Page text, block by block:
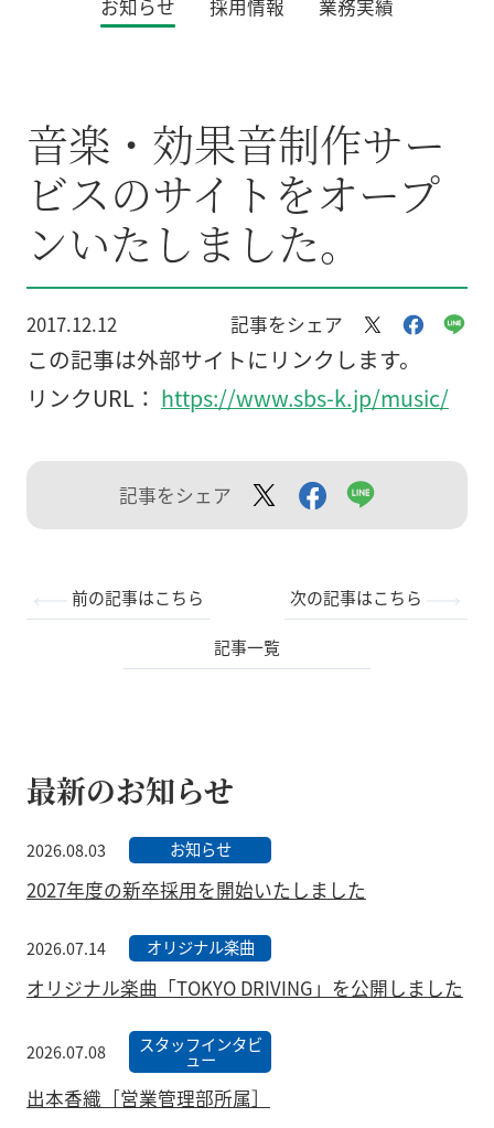
お知らせ 採用情報 業務実績
音楽・効果音制作サー
ビスのサイトをオープ
ンいたしました。
2017.12.12 記事をシェア
この記事は外部サイトにリンクします。
リンクURL： https://www.sbs-k.jp/music/
記事をシェア
前の記事はこちら 次の記事はこちら
記事一覧
最新のお知らせ
2026.08.03 お知らせ
2027年度の新卒採用を開始いたしました
2026.07.14 オリジナル楽曲
オリジナル楽曲「TOKYO DRIVING」を公開しました
2026.07.08 スタッフインタビ
ュー
出本香織［営業管理部所属］